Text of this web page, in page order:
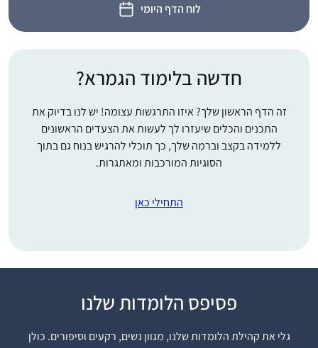
לוח הדף היומי
חדשה בלימוד הגמרא?
זה הדף הראשון שלך? איזו התרגשות עצומה! יש לנו בדיוק את
התכנים והכלים שיעזרו לך לעשות את הצעדים הראשונים
ללמידה בקצב וברמה שלך, כך תוכלי להרגיש בנוח גם בתוך
הסוגיות המורכבות ומאתגרות.
התחילי כאן
פסיפס הלומדות שלנו
גלי את קהילת הלומדות שלנו, מגוון נשים, רקעים וסיפורים. כולן
גם אני התחלתי בסבב
הנוכחי וב””ה הצלחתי